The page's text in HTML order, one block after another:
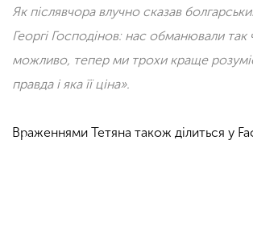
Як післявчора влучно сказав
Георгі Господінов: нас обманювали
можливо, тепер ми трохи краще
правда і яка її ціна».
Враженнями Тетяна також ділиться у